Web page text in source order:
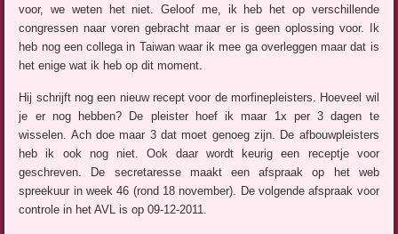
voor, we weten het niet. Geloof me, ik heb het op verschillende
congressen naar voren gebracht maar er is geen oplossing voor. Ik
heb nog een collega in Taiwan waar ik mee ga overleggen maar dat is
het enige wat ik heb op dit moment.
Hij schrijft nog een nieuw recept voor de morfinepleisters. Hoeveel wil
je er nog hebben? De pleister hoef ik maar 1x per 3 dagen te
wisselen. Ach doe maar 3 dat moet genoeg zijn. De afbouwpleisters
heb ik ook nog niet. Ook daar wordt keurig een receptje voor
geschreven. De secretaresse maakt een afspraak op het web
spreekuur in week 46 (rond 18 november). De volgende afspraak voor
controle in het AVL is op 09-12-2011.